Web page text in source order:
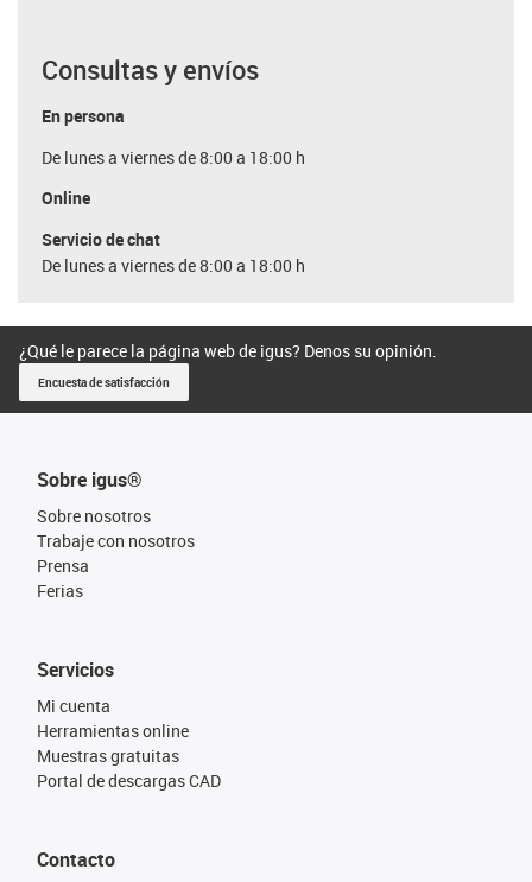
Consultas y envíos
En persona
De lunes a viernes de 8:00 a 18:00 h
Online
Servicio de chat
De lunes a viernes de 8:00 a 18:00 h
¿Qué le parece la página web de igus? Denos su opinión.
Encuesta de satisfacción
Sobre igus®
Sobre nosotros
Trabaje con nosotros
Prensa
Ferias
Servicios
Mi cuenta
Herramientas online
Muestras gratuitas
Portal de descargas CAD
Contacto